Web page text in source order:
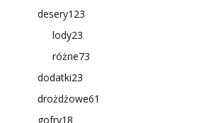
desery123
lody23
różne73
dodatki23
drożdżowe61
gofry18